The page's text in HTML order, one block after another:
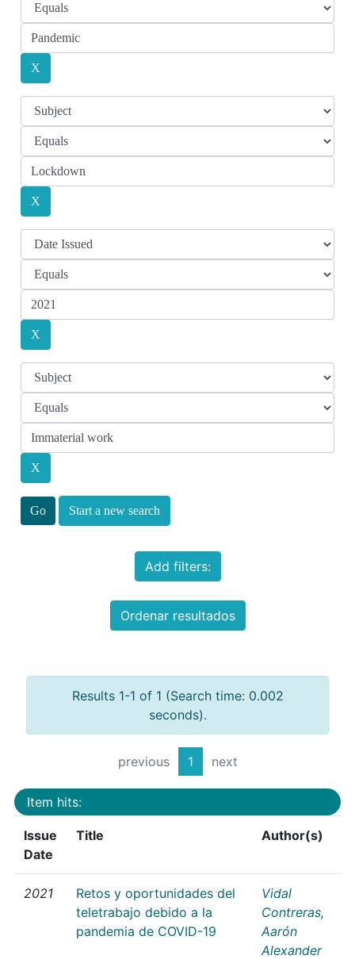
Start a new search
Add filters:
Ordenar resultados
Results 1-1 of 1 (Search time: 0.002
seconds).
previous 1 next
Item hits:
Issue
Date
Title Author(s)
2021
Retos y oportunidades del
teletrabajo debido a la
pandemia de COVID-19
Vidal
Contreras,
Aarón
Alexander